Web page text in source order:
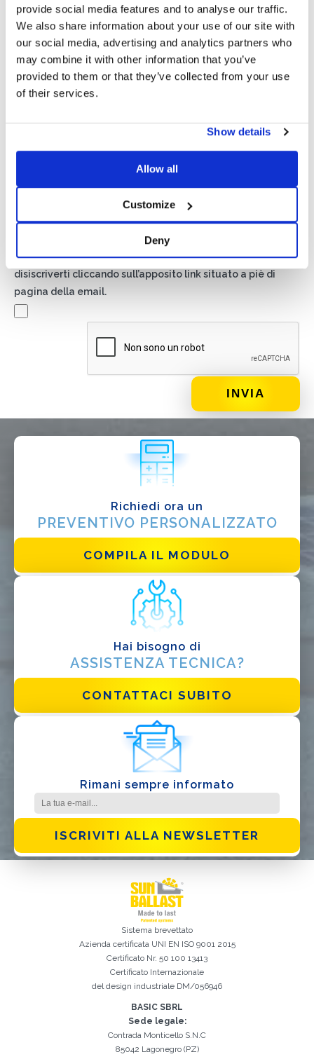
provide social media features and to analyse our traffic.
We also share information about your use of our site with
our social media, advertising and analytics partners who
may combine it with other information that you’ve
provided to them or that they’ve collected from your use
of their services.
Show details
Allow all
Customize
Deny
Privacy Policydi Basic S.r.l .
Spuntando questa casella accetti di ricevere materiale
pubblicitario sui prodotti e servizi forniti da Basic S.B.R.L.
mediante l’invio di newsletter. In qualsiasi momento potrai
disiscriverti cliccando sull’apposito link situato a piè di
pagina della email.
Richiedi ora un
PREVENTIVO PERSONALIZZATO
COMPILA IL MODULO
Hai bisogno di
ASSISTENZA TECNICA?
CONTATTACI SUBITO
Rimani sempre informato
ISCRIVITI ALLA NEWSLETTER
Installatore
Progettista
Altro
Ho letto e accetto la Privacy Policy*
Il campo Nome è obbligatorio
Il campo Cognome è obbligatorio
Il campo Azienda è obbligatorio
Il campo Città è obbligatorio
Il campo Telefono è obbligatorio
Il campo E-mail è obbligatorio
E-mail inserita non valida
È indispensabile accettare la Privacy Policy
Iscrizione effettuata con successo. Verificare la propria casella e-
Spiacenti, si è verificato il seguente errore:
Sistema brevettato
Azienda certificata UNI EN ISO 9001 2015
Certificato Nr. 50 100 13413
Certificato Internazionale
del design industriale DM/056946
BASIC SBRL
Sede legale:
Contrada Monticello S.N.C
85042 Lagonegro (PZ)